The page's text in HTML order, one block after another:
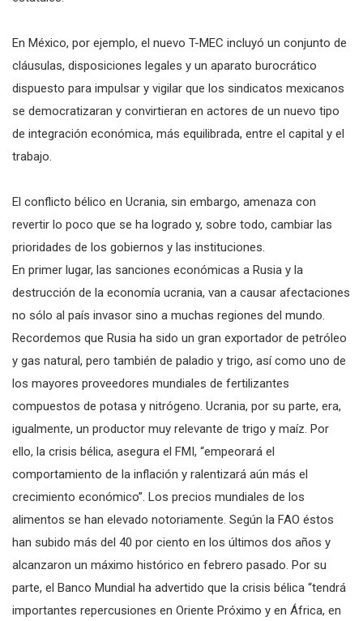
En México, por ejemplo, el nuevo T-MEC incluyó un conjunto de
cláusulas, disposiciones legales y un aparato burocrático
dispuesto para impulsar y vigilar que los sindicatos mexicanos
se democratizaran y convirtieran en actores de un nuevo tipo
de integración económica, más equilibrada, entre el capital y el
trabajo.
El conflicto bélico en Ucrania, sin embargo, amenaza con
revertir lo poco que se ha logrado y, sobre todo, cambiar las
prioridades de los gobiernos y las instituciones.
En primer lugar, las sanciones económicas a Rusia y la
destrucción de la economía ucrania, van a causar afectaciones
no sólo al país invasor sino a muchas regiones del mundo.
Recordemos que Rusia ha sido un gran exportador de petróleo
y gas natural, pero también de paladio y trigo, así como uno de
los mayores proveedores mundiales de fertilizantes
compuestos de potasa y nitrógeno. Ucrania, por su parte, era,
igualmente, un productor muy relevante de trigo y maíz. Por
ello, la crisis bélica, asegura el FMI, “empeorará el
comportamiento de la inflación y ralentizará aún más el
crecimiento económico”. Los precios mundiales de los
alimentos se han elevado notoriamente. Según la FAO éstos
han subido más del 40 por ciento en los últimos dos años y
alcanzaron un máximo histórico en febrero pasado. Por su
parte, el Banco Mundial ha advertido que la crisis bélica “tendrá
importantes repercusiones en Oriente Próximo y en África, en